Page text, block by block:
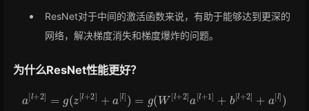
ResNet对于中间的激活函数来说，有助于能够达到更深的
网络，解决梯度消失和梯度爆炸的问题。
为什么ResNet性能更好？
[l+2 (z [l+2 [l]) W[l+2]a [l+1 b [l+2 [l])